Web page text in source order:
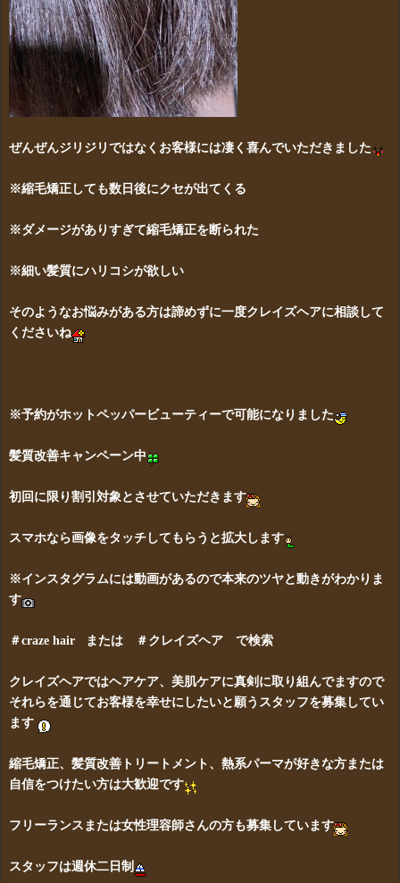
ぜんぜんジリジリではなくお客様には凄く喜んでいただきました
※縮毛矯正しても数日後にクセが出てくる
※ダメージがありすぎて縮毛矯正を断られた
※細い髪質にハリコシが欲しい
そのようなお悩みがある方は諦めずに一度クレイズヘアに相談して
くださいね
※予約がホットペッパービューティーで可能になりました
髪質改善キャンペーン中
初回に限り割引対象とさせていただきます
スマホなら画像をタッチしてもらうと拡大します
※インスタグラムには動画があるので本来のツヤと動きがわかりま
す
＃craze hair または ＃クレイズヘア で検索
クレイズヘアではヘアケア、美肌ケアに真剣に取り組んでますので
それらを通じてお客様を幸せにしたいと願うスタッフを募集してい
ます
縮毛矯正、髪質改善トリートメント、熱系パーマが好きな方または
自信をつけたい方は大歓迎です
フリーランスまたは女性理容師さんの方も募集しています
スタッフは週休二日制